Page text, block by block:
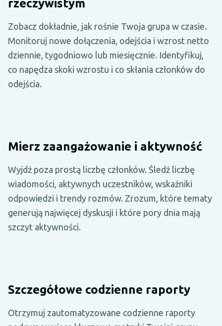
rzeczywistym
Zobacz dokładnie, jak rośnie Twoja grupa w czasie.
Monitoruj nowe dołączenia, odejścia i wzrost netto
dziennie, tygodniowo lub miesięcznie. Identyfikuj,
co napędza skoki wzrostu i co skłania członków do
odejścia.
Mierz zaangażowanie i aktywność
Wyjdź poza prostą liczbę członków. Śledź liczbę
wiadomości, aktywnych uczestników, wskaźniki
odpowiedzi i trendy rozmów. Zrozum, które tematy
generują najwięcej dyskusji i które pory dnia mają
szczyt aktywności.
Szczegółowe codzienne raporty
Otrzymuj zautomatyzowane codzienne raporty